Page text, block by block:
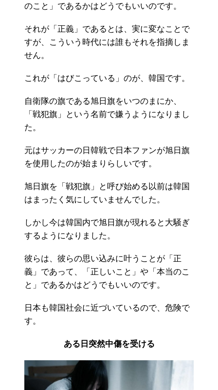
のこと」であるかはどうでもいいのです。
それが「正義」であるとは、実に変なことで
すが、こういう時代には誰もそれを指摘しま
せん。
これが「はびこっている」のが、韓国です。
自衛隊の旗である旭日旗をいつのまにか、
「戦犯旗」という名前で嫌うようになりまし
た。
元はサッカーの日韓戦で日本ファンが旭日旗
を使用したのが始まりらしいです。
旭日旗を「戦犯旗」と呼び始める以前は韓国
はまったく気にしていませんでした。
しかし今は韓国内で旭日旗が現れると大騒ぎ
するようになりました。
彼らは、彼らの思い込みに叶うことが「正
義」であって、「正しいこと」や「本当のこ
と」であるかはどうでもいいのです。
日本も韓国社会に近づいているので、危険で
す。
ある日突然中傷を受ける